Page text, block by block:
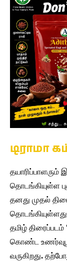
டிராமா
தயாரிப்பாளரும்
தொடங்கியுள்ள
தனது முதல்
தமிழ்
கொண்ட
வருகிறது.